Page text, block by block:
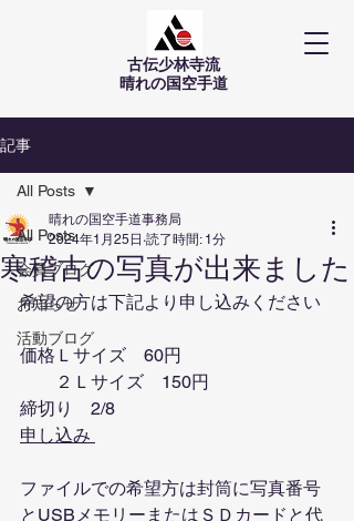
古伝少林寺流
​晴れの国空手道
記事
All Posts
会員ブログ
お知らせ
活動ブログ
All Posts
寒稽古の写真が出来ました
晴れの国空手道事務局
2024年1月25日 読了時間: 1分
希望の方は下記より申し込みください
価格Ｌサイズ　60円
２Ｌサイズ　150円
締切り　2/8
申し込み
ファイルでの希望方は封筒に写真番号
とUSBメモリーまたはＳＤカードと代